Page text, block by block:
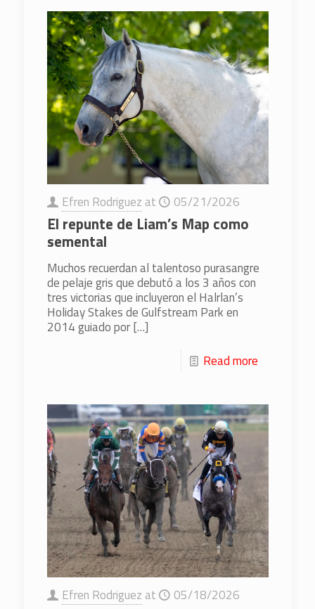
Efren Rodriguez at 05/21/2026
El repunte de Liam’s Map como
semental
Muchos recuerdan al talentoso purasangre
de pelaje gris que debutó a los 3 años con
tres victorias que incluyeron el Halrlan’s
Holiday Stakes de Gulfstream Park en
2014 guiado por[…]
Read more
Efren Rodriguez at 05/18/2026